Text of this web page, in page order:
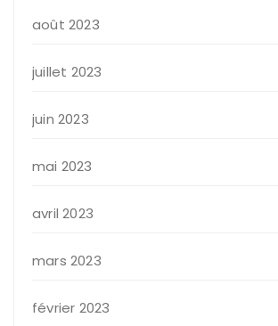
août 2023
juillet 2023
juin 2023
mai 2023
avril 2023
mars 2023
février 2023